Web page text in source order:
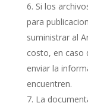
Si los
para
suministrar al
costo, en caso
enviar la
encuentren.
La